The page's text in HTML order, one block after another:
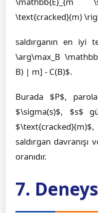
\text{cracked}(m)
saldırganın en iyi
\arg\max_B
B) | m] - C(B)$.
Burada $P$,
$\sigma(s)$, $s$
saldırgan davranışı
oranıdır.
7.